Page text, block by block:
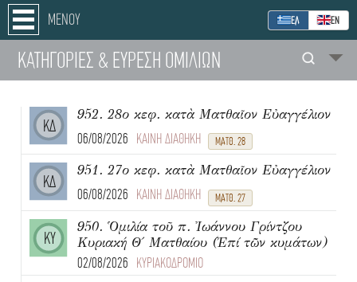
ΜΕΝΟΥ ΕΛ ΕΝ
ΚΑΤΗΓΟΡΙΕΣ & ΕΥΡΕΣΗ ΟΜΙΛΙΩΝ
ΚΔ
952. 28ο κεφ. κατὰ Ματθαῖον Εὐαγγέλιον
06/08/2026 ΚΑΙΝΗ ΔΙΑΘΗΚΗ ΜΑΤΘ. 28
ΚΔ
951. 27ο κεφ. κατὰ Ματθαῖον Εὐαγγέλιον
06/08/2026 ΚΑΙΝΗ ΔΙΑΘΗΚΗ ΜΑΤΘ. 27
ΚΥ
950. Ὁμιλία τοῦ π. Ἰωάννου Γρίντζου
Κυριακή Θ΄ Ματθαίου (Ἐπί τῶν κυμάτων)
02/08/2026 ΚΥΡΙΑΚΟΔΡΟΜΙΟ